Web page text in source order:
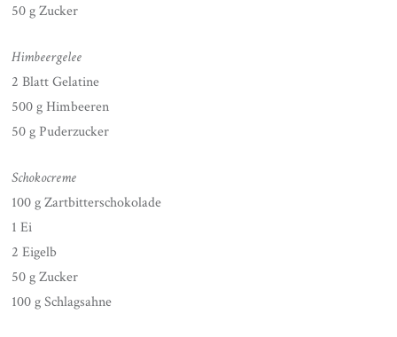
50 g Zucker
Himbeergelee
2 Blatt Gelatine
500 g Himbeeren
50 g Puderzucker
Schokocreme
100 g Zartbitterschokolade
1 Ei
2 Eigelb
50 g Zucker
100 g Schlagsahne